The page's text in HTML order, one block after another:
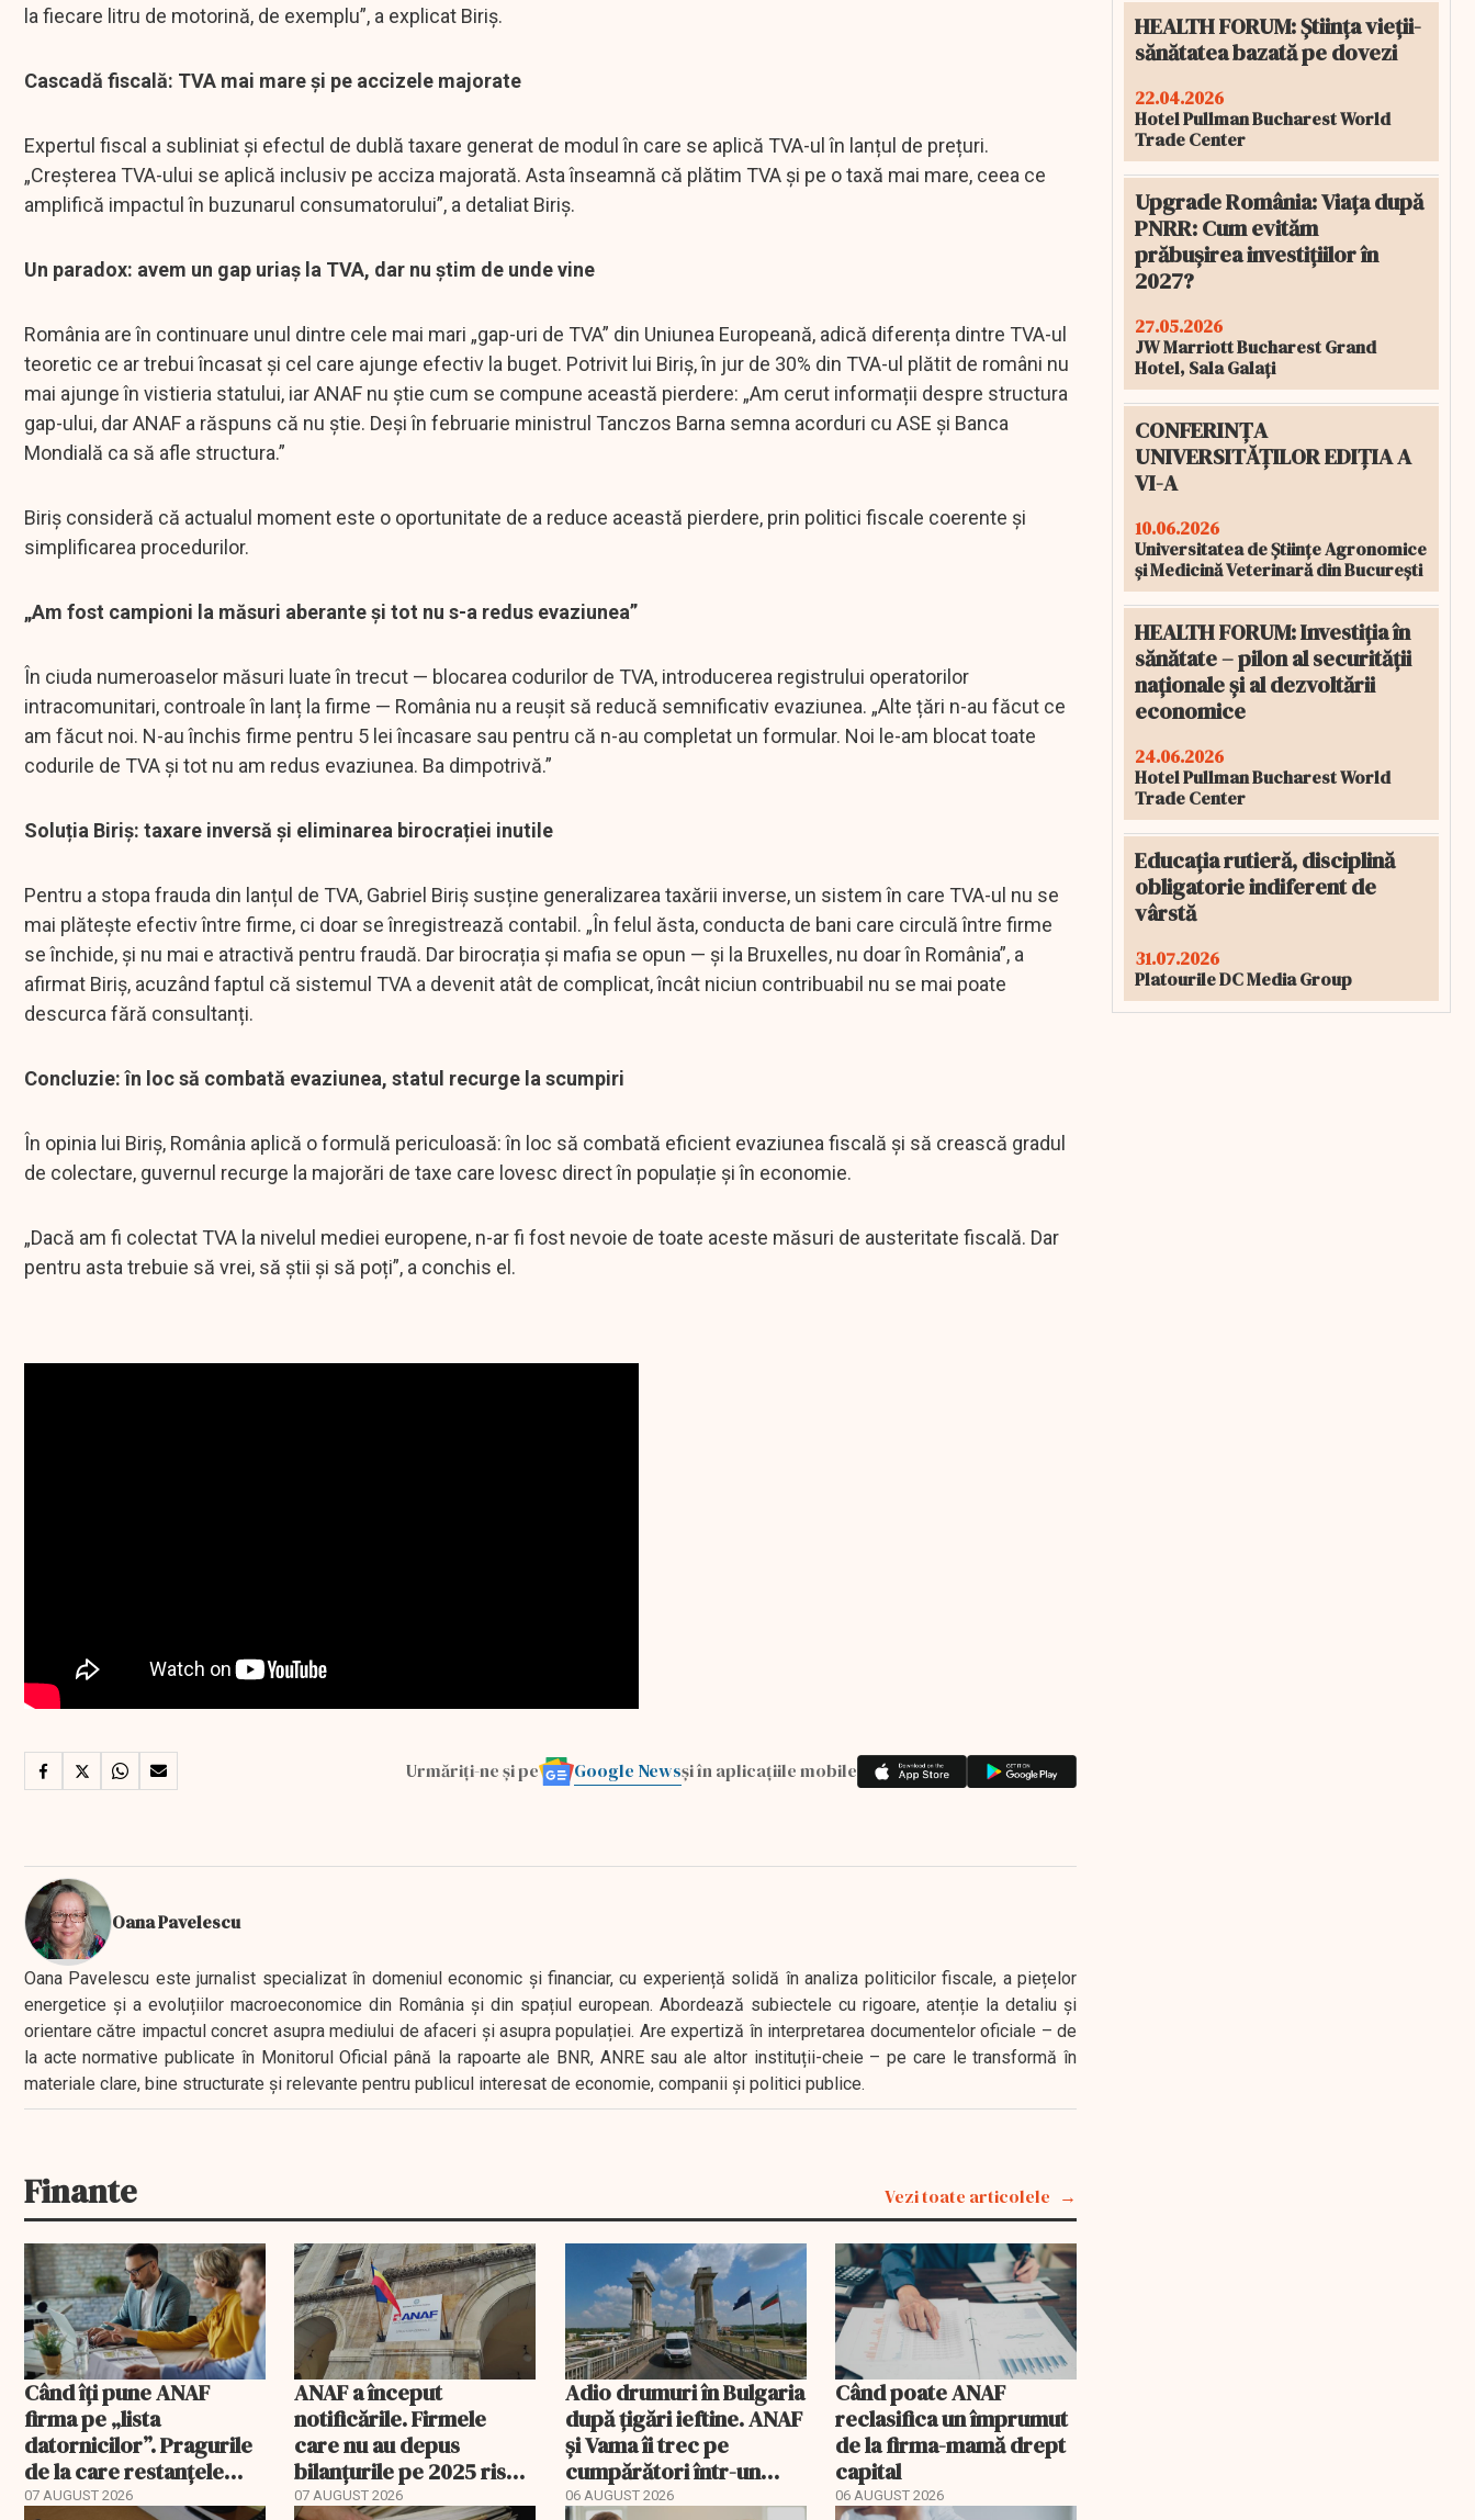
la fiecare litru de motorină, de exemplu”, a explicat Biriș.
Cascadă fiscală: TVA mai mare și pe accizele majorate
Expertul fiscal a subliniat și efectul de dublă taxare generat de modul în care se aplică TVA-ul în lanțul de prețuri.
„Creșterea TVA-ului se aplică inclusiv pe acciza majorată. Asta înseamnă că plătim TVA și pe o taxă mai mare, ceea ce
amplifică impactul în buzunarul consumatorului”, a detaliat Biriș.
Un paradox: avem un gap uriaș la TVA, dar nu știm de unde vine
România are în continuare unul dintre cele mai mari „gap-uri de TVA” din Uniunea Europeană, adică diferența dintre TVA-ul
teoretic ce ar trebui încasat și cel care ajunge efectiv la buget. Potrivit lui Biriș, în jur de 30% din TVA-ul plătit de români nu
mai ajunge în vistieria statului, iar ANAF nu știe cum se compune această pierdere: „Am cerut informații despre structura
gap-ului, dar ANAF a răspuns că nu știe. Deși în februarie ministrul Tanczos Barna semna acorduri cu ASE și Banca
Mondială ca să afle structura.”
Biriș consideră că actualul moment este o oportunitate de a reduce această pierdere, prin politici fiscale coerente și
simplificarea procedurilor.
„Am fost campioni la măsuri aberante și tot nu s-a redus evaziunea”
În ciuda numeroaselor măsuri luate în trecut — blocarea codurilor de TVA, introducerea registrului operatorilor
intracomunitari, controale în lanț la firme — România nu a reușit să reducă semnificativ evaziunea. „Alte țări n-au făcut ce
am făcut noi. N-au închis firme pentru 5 lei încasare sau pentru că n-au completat un formular. Noi le-am blocat toate
codurile de TVA și tot nu am redus evaziunea. Ba dimpotrivă.”
Soluția Biriș: taxare inversă și eliminarea birocrației inutile
Pentru a stopa frauda din lanțul de TVA, Gabriel Biriș susține generalizarea taxării inverse, un sistem în care TVA-ul nu se
mai plătește efectiv între firme, ci doar se înregistrează contabil. „În felul ăsta, conducta de bani care circulă între firme
se închide, și nu mai e atractivă pentru fraudă. Dar birocrația și mafia se opun — și la Bruxelles, nu doar în România”, a
afirmat Biriș, acuzând faptul că sistemul TVA a devenit atât de complicat, încât niciun contribuabil nu se mai poate
descurca fără consultanți.
Concluzie: în loc să combată evaziunea, statul recurge la scumpiri
În opinia lui Biriș, România aplică o formulă periculoasă: în loc să combată eficient evaziunea fiscală și să crească gradul
de colectare, guvernul recurge la majorări de taxe care lovesc direct în populație și în economie.
„Dacă am fi colectat TVA la nivelul mediei europene, n-ar fi fost nevoie de toate aceste măsuri de austeritate fiscală. Dar
pentru asta trebuie să vrei, să știi și să poți”, a conchis el.
Urmăriți-ne și pe Google Newsși în aplicațiile mobile
Oana Pavelescu
Oana Pavelescu este jurnalist specializat în domeniul economic și financiar, cu experiență solidă în analiza politicilor fiscale, a piețelor
energetice și a evoluțiilor macroeconomice din România și din spațiul european. Abordează subiectele cu rigoare, atenție la detaliu și
orientare către impactul concret asupra mediului de afaceri și asupra populației. Are expertiză în interpretarea documentelor oficiale – de
la acte normative publicate în Monitorul Oficial până la rapoarte ale BNR, ANRE sau ale altor instituții-cheie – pe care le transformă în
materiale clare, bine structurate și relevante pentru publicul interesat de economie, companii și politici publice.
Finante Vezi toate articolele
Când îți pune ANAF
firma pe „lista
datornicilor”. Pragurile
de la care restanțele
devin publice
07 AUGUST 2026
ANAF a început
notificările. Firmele
care nu au depus
bilanțurile pe 2025 riscă
să ajungă inactive fiscal
07 AUGUST 2026
Adio drumuri în Bulgaria
după țigări ieftine. ANAF
și Vama îi trec pe
cumpărători într-un
registru electronic
06 AUGUST 2026
Când poate ANAF
reclasifica un împrumut
de la firma-mamă drept
capital
06 AUGUST 2026
HEALTH FORUM: Știința vieții-
sănătatea bazată pe dovezi
22.04.2026
Hotel Pullman Bucharest World
Trade Center
Upgrade România: Viața după
PNRR: Cum evităm
prăbușirea investițiilor în
2027?
27.05.2026
JW Marriott Bucharest Grand
Hotel, Sala Galați
CONFERINȚA
UNIVERSITĂȚILOR EDIȚIA A
VI-A
10.06.2026
Universitatea de Științe Agronomice
și Medicină Veterinară din București
HEALTH FORUM: Investiția în
sănătate – pilon al securității
naționale și al dezvoltării
economice
24.06.2026
Hotel Pullman Bucharest World
Trade Center
Educația rutieră, disciplină
obligatorie indiferent de
vârstă
31.07.2026
Platourile DC Media Group